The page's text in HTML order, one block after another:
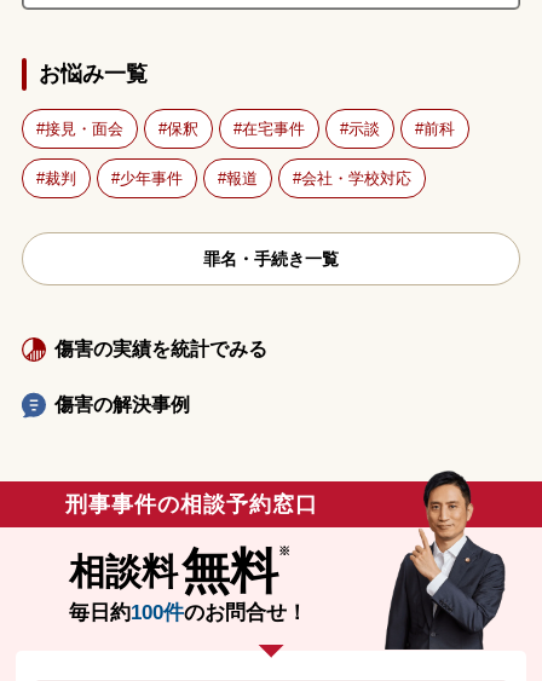
お悩み一覧
接見・面会 保釈 在宅事件 示談 前科
裁判 少年事件 報道 会社・学校対応
罪名・手続き一覧
傷害の実績を統計でみる
傷害の解決事例
刑事事件の相談予約窓口
相談料無料
毎日約100件のお問合せ！